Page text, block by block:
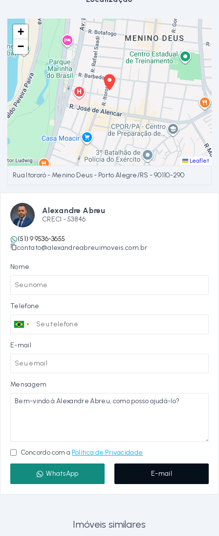
+
−
Leaflet
Rua Itororó - Menino Deus - Porto Alegre/RS - 90110-290
Alexandre Abreu
CRECI -53846
(51) 9 9536-3655
contato@alexandreabreuimoveis.com.br
Nome
Telefone
E-mail
Mensagem
Concordo com a Política de Privacidade
WhatsApp E-mail
Imóveis similares